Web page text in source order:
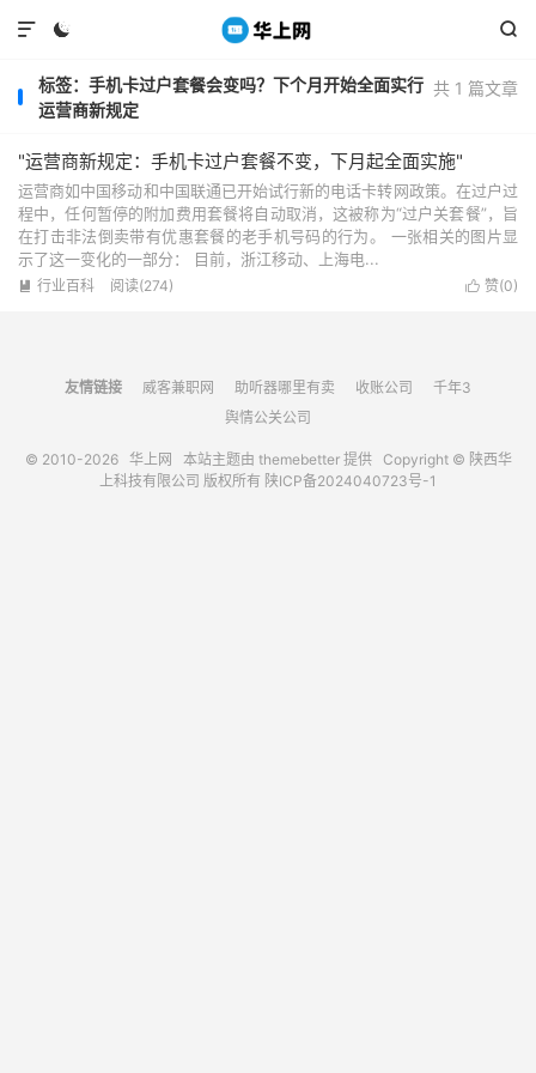
 

共 1 篇文章
标签：手机卡过户套餐会变吗？下个月开始全面实行
运营商新规定
"运营商新规定：手机卡过户套餐不变，下月起全面实施"
运营商如中国移动和中国联通已开始试行新的电话卡转网政策。在过户过
程中，任何暂停的附加费用套餐将自动取消，这被称为“过户关套餐”，旨
在打击非法倒卖带有优惠套餐的老手机号码的行为。 一张相关的图片显
示了这一变化的一部分： 目前，浙江移动、上海电...
 赞(0)
 行业百科 阅读(274)
友情链接 威客兼职网 助听器哪里有卖 收账公司
千年3
舆情公关公司
© 2010-2026 华上网 本站主题由 themebetter提供 Copyright © 陕西华
上科技有限公司 版权所有 陕ICP备2024040723号-1